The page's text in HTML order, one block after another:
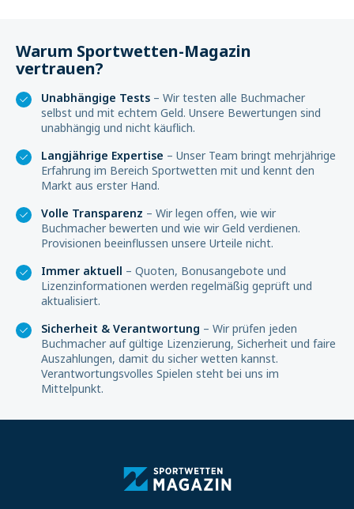
Warum Sportwetten-Magazin
vertrauen?
Unabhängige Tests – Wir testen alle Buchmacher
selbst und mit echtem Geld. Unsere Bewertungen sind
unabhängig und nicht käuflich.
Langjährige Expertise – Unser Team bringt mehrjährige
Erfahrung im Bereich Sportwetten mit und kennt den
Markt aus erster Hand.
Volle Transparenz – Wir legen offen, wie wir
Buchmacher bewerten und wie wir Geld verdienen.
Provisionen beeinflussen unsere Urteile nicht.
Immer aktuell – Quoten, Bonusangebote und
Lizenzinformationen werden regelmäßig geprüft und
aktualisiert.
Sicherheit & Verantwortung – Wir prüfen jeden
Buchmacher auf gültige Lizenzierung, Sicherheit und faire
Auszahlungen, damit du sicher wetten kannst.
Verantwortungsvolles Spielen steht bei uns im
Mittelpunkt.